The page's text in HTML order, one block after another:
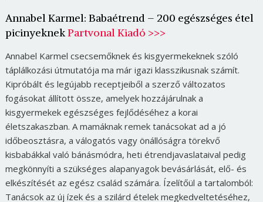
Annabel Karmel: Babaétrend – 200 egészséges étel
picinyeknekPartvonal Kiadó >>>
Annabel Karmel csecsemőknek és kisgyermekeknek szóló
táplálkozási útmutatója ma már igazi klasszikusnak számít.
Kipróbált és legújabb receptjeiből a szerző változatos
fogásokat állított össze, amelyek hozzájárulnak a
kisgyermekek egészséges fejlődéséhez a korai
életszakaszban. A mamáknak remek tanácsokat ad a jó
időbeosztásra, a válogatós vagy önállóságra törekvő
kisbabákkal való bánásmódra, heti étrendjavaslataival pedig
megkönnyíti a szükséges alapanyagok bevásárlását, elő- és
elkészítését az egész család számára. Ízelítőül a tartalomból:
Tanácsok az új ízek és a szilárd ételek megkedveltetéséhez,